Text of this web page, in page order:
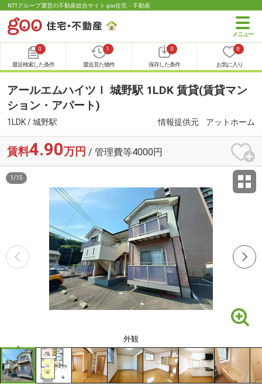
NTTグループ運営の不動産総合サイト goo住宅・不動産
0
最近検索した条件
1
最近見た物件
0
保存した条件
0
お気に入り
アールエムハイツＩ 城野駅 1LDK 賃貸(賃貸マン
ション・アパート)
1LDK / 城野駅 情報提供元 アットホーム
賃料4.90万円 / 管理費等4000円
外観
1 /15